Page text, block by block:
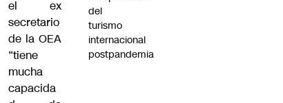
el ex
secretario
de la OEA
“tiene
mucha
capacida
del
turismo
internacional
postpandemia